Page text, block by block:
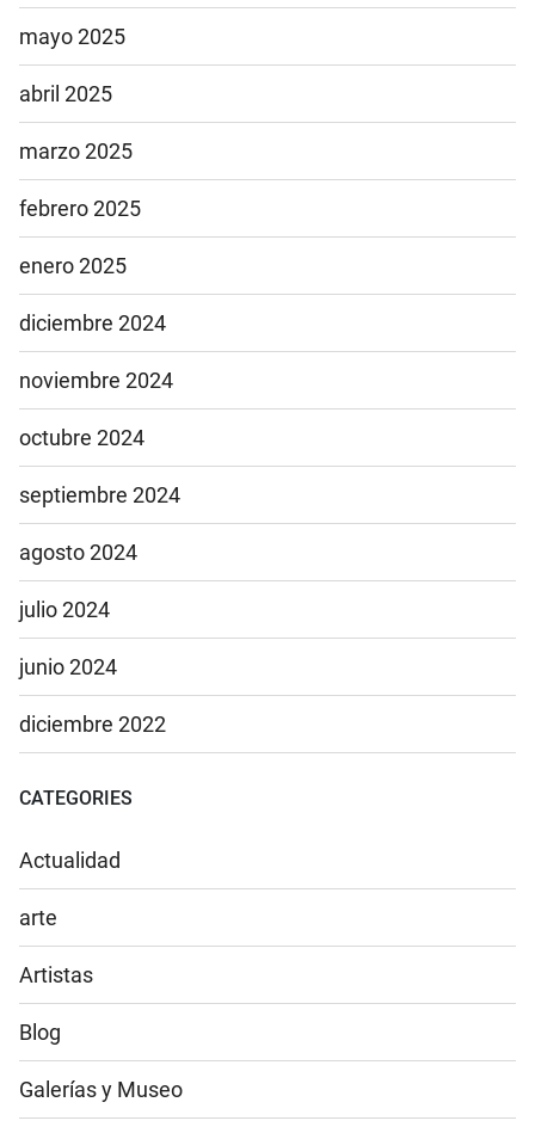
mayo 2025
abril 2025
marzo 2025
febrero 2025
enero 2025
diciembre 2024
noviembre 2024
octubre 2024
septiembre 2024
agosto 2024
julio 2024
junio 2024
diciembre 2022
CATEGORIES
Actualidad
arte
Artistas
Blog
Galerías y Museo